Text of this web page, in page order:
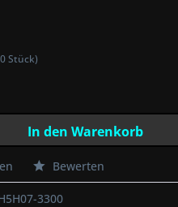
Stück)
In den Warenkorb
Bewerten
3300